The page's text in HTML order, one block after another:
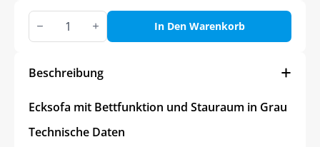
Ecksofa
mit
Bettfunktion
in
In Den Warenkorb
Beschreibung
Ecksofa mit Bettfunktion und Stauraum in Grau
Technische Daten